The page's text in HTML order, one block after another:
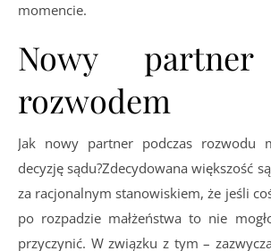
momencie.
Nowy
rozwodem
Jak nowy partner podczas rozwodu
decyzję sądu?Zdecydowana większość
za racjonalnym stanowiskiem, że jeśli
po rozpadzie małżeństwa to nie
przyczynić. W związku z tym –